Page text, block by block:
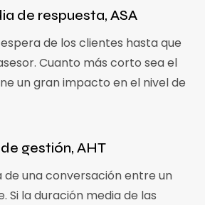
de respuesta, ASA
de los clientes hasta que
Cuanto más corto sea el
un gran impacto en el nivel de
gestión, AHT
de una conversación entre un
Si la duración media de las